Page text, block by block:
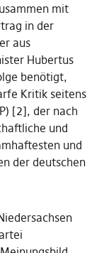
mit
in der
aus
Hubertus
benötigt,
Kritik seitens
[2], der nach
und
und
der deutschen